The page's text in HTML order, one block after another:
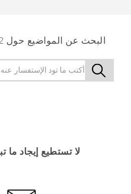
البحث عن المواضيع حول HTC Desire 12
لا تستطيع إيجاد ما